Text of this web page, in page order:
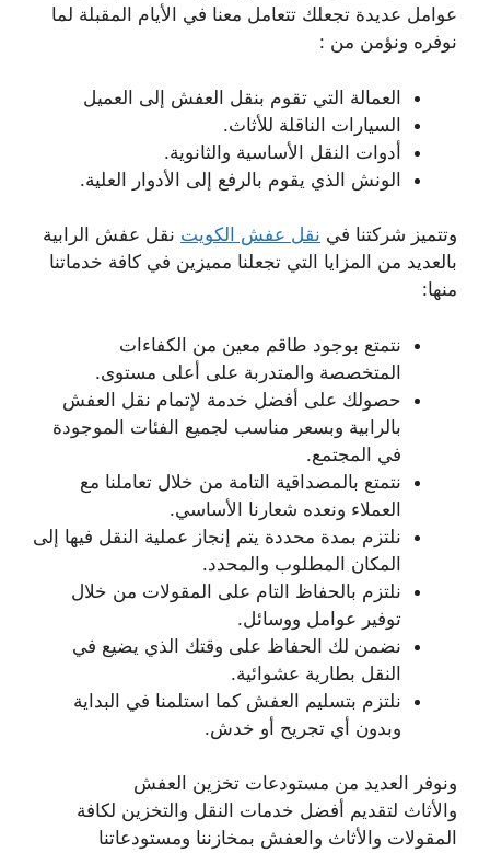
عوامل عديدة تجعلك تتعامل معنا في الأيام المقبلة لما
نوفره ونؤمن من :
العمالة التي تقوم بنقل العفش إلى العميل
السيارات الناقلة للأثاث.
أدوات النقل الأساسية والثانوية.
الونش الذي يقوم بالرفع إلى الأدوار العلية.
وتتميز شركتنا في نقل عفش الكويت نقل عفش الرابية
بالعديد من المزايا التي تجعلنا مميزين في كافة خدماتنا
منها:
نتمتع بوجود طاقم معين من الكفاءات
المتخصصة والمتدربة على أعلى مستوى.
حصولك على أفضل خدمة لإتمام نقل العفش
بالرابية وبسعر مناسب لجميع الفئات الموجودة
في المجتمع.
نتمتع بالمصداقية التامة من خلال تعاملنا مع
العملاء ونعده شعارنا الأساسي.
نلتزم بمدة محددة يتم إنجاز عملية النقل فيها إلى
المكان المطلوب والمحدد.
نلتزم بالحفاظ التام على المقولات من خلال
توفير عوامل ووسائل.
نضمن لك الحفاظ على وقتك الذي يضيع في
النقل بطارية عشوائية.
نلتزم بتسليم العفش كما استلمنا في البداية
وبدون أي تجريح أو خدش.
ونوفر العديد من مستودعات تخزين العفش
والأثاث لتقديم أفضل خدمات النقل والتخزين لكافة
المقولات والأثاث والعفش بمخازننا ومستودعاتنا